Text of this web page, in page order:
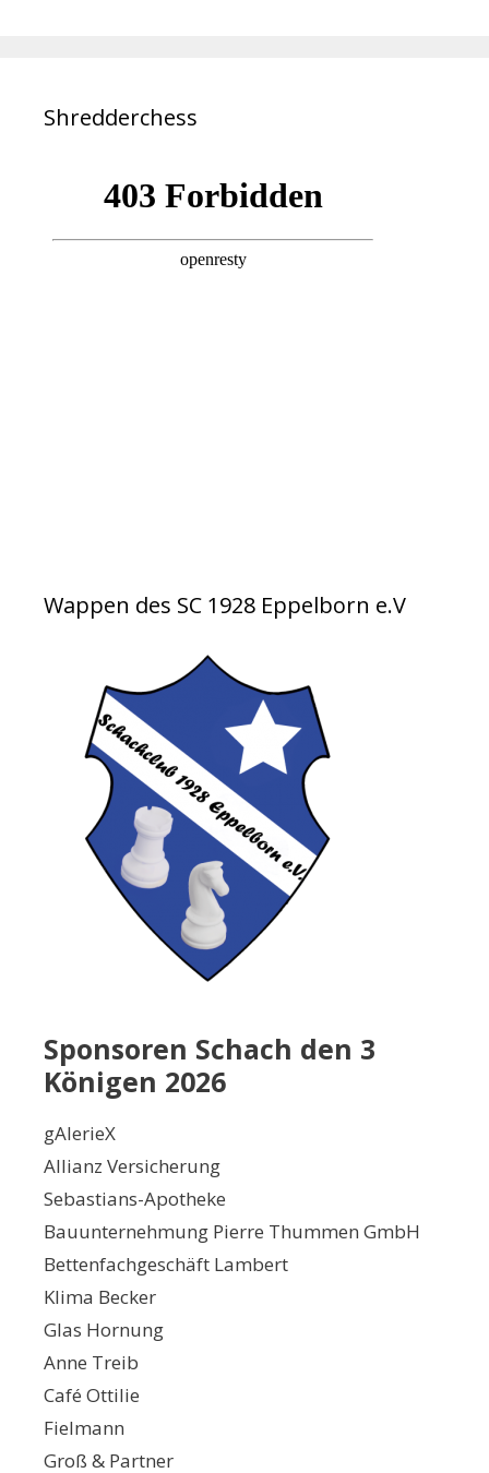
Shredderchess
Wappen des SC 1928 Eppelborn e.V
Sponsoren Schach den 3
Königen 2026
gAlerieX
Allianz Versicherung
Sebastians-Apotheke
Bauunternehmung Pierre Thummen GmbH
Bettenfachgeschäft Lambert
Klima Becker
Glas Hornung
Anne Treib
Café Ottilie
Fielmann
Groß & Partner